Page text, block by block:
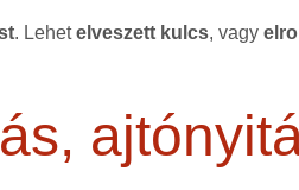
. Lehetelveszett kulcs, vagy